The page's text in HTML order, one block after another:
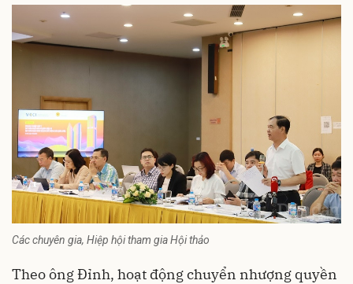
Các chuyên gia, Hiệp hội tham gia Hội thảo
Theo ông Đỉnh, hoạt động chuyển nhượng quyền